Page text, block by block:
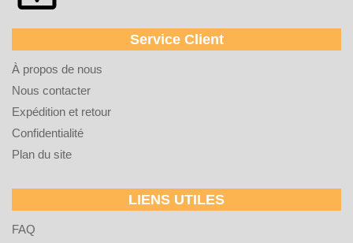
Service Client
À propos de nous
Nous contacter
Expédition et retour
Confidentialité
Plan du site
LIENS UTILES
FAQ